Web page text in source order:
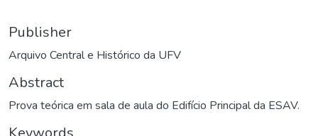
Publisher
Arquivo Central e Histórico da UFV
Abstract
Prova teórica em sala de aula do Edifício Principal da ESAV.